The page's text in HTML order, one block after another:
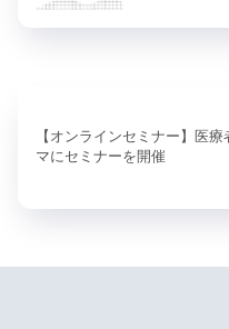
【オンラインセミナー】医
マにセミナーを開催